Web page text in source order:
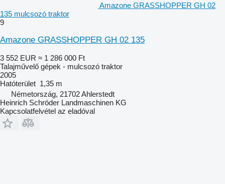
Amazone GRASSHOPPER GH 02
135 mulcsozó traktor
9
Amazone GRASSHOPPER GH 02 135
3 552 EUR ≈ 1 286 000 Ft
Talajművelő gépek - mulcsozó traktor
2005
Hatóterület 1,35 m
Németország, 21702 Ahlerstedt
Heinrich Schröder Landmaschinen KG
Kapcsolatfelvétel az eladóval